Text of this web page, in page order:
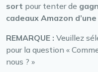
sort pour tenter de
cadeaux Amazon
REMARQUE : Veuillez
pour la question «
nous ? »